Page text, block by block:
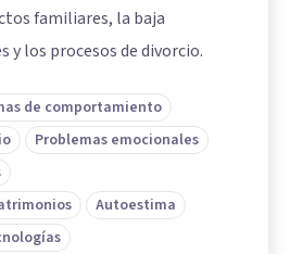
familiares, la baja
y los procesos de divorcio.
de comportamiento
Problemas emocionales
Autoestima